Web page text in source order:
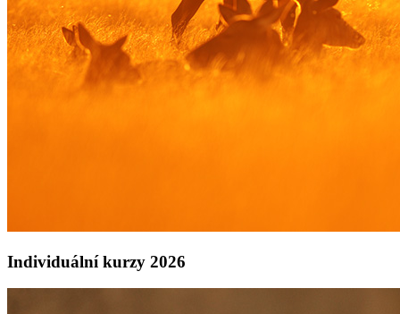
Individuální kurzy 2026